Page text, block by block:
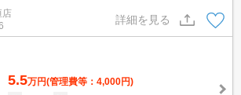
店
詳細を見る
5.5万円(管理費等：4,000円)